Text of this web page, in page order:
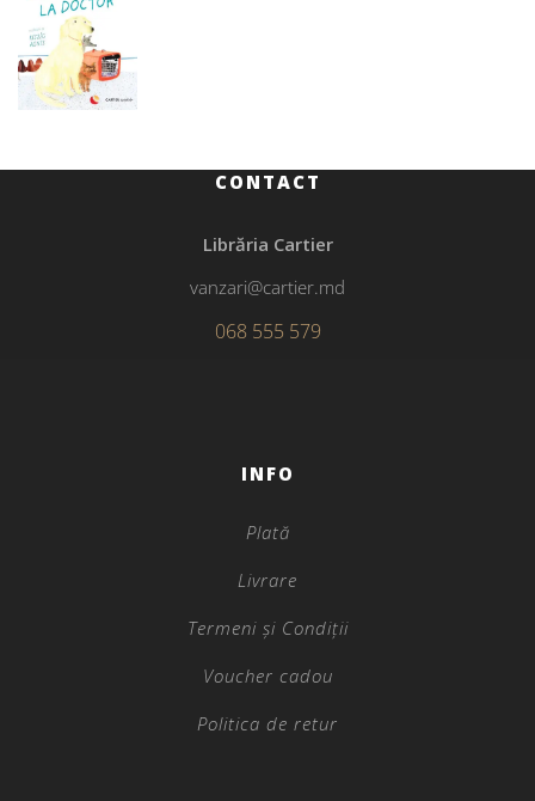
CONTACT
Librăria Cartier
vanzari@cartier.md
068 555 579
INFO
Plată
Livrare
Termeni și Condiții
Voucher cadou
Politica de retur